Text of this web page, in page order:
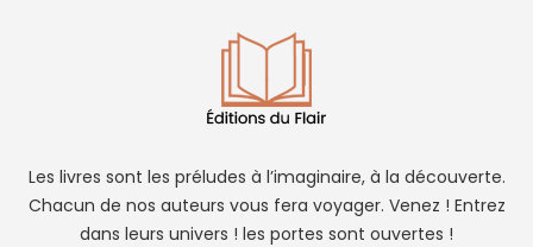
Les livres sont les préludes à l’imaginaire, à la découverte.
Chacun de nos auteurs vous fera voyager. Venez ! Entrez
dans leurs univers ! les portes sont ouvertes !